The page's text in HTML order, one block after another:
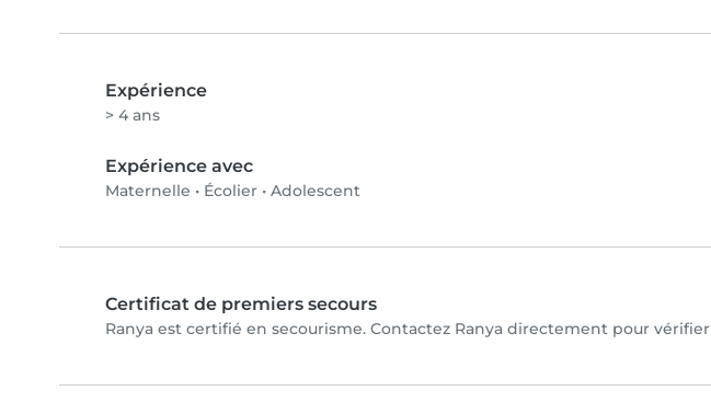
Expérience
> 4 ans
Expérience avec
Maternelle • Écolier • Adolescent
Certificat de premiers secours
Ranya est certifié en secourisme. Contactez Ranya directement pour